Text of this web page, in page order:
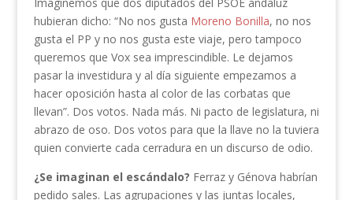
hubieran dicho: “No nos gusta Moreno Bonilla, no nos
gusta el PP y no nos gusta este viaje, pero tampoco
queremos que Vox sea imprescindible. Le dejamos
pasar la investidura y al día siguiente empezamos a
hacer oposición hasta al color de las corbatas que
llevan”. Dos votos. Nada más. Ni pacto de legislatura, ni
abrazo de oso. Dos votos para que la llave no la tuviera
quien convierte cada cerradura en un discurso de odio.
¿Se imaginan el escándalo? Ferraz y Génova habrían
pedido sales. Las agrupaciones y las juntas locales,